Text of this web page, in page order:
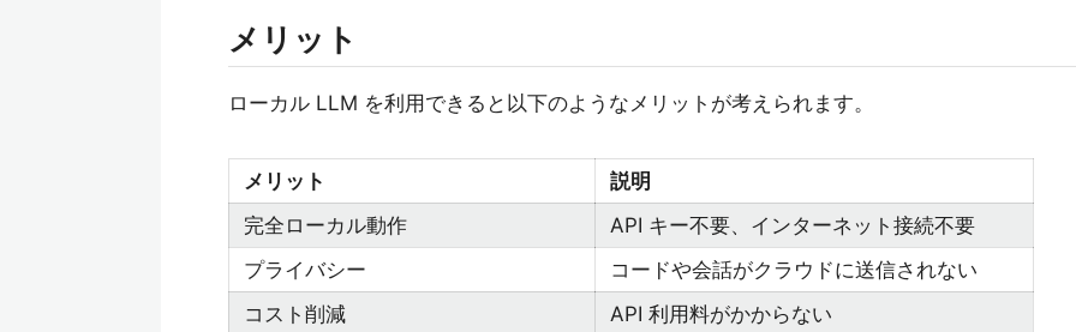
メリット
ローカル LLM を利用できると以下のようなメリットが考えられます。
メリット
説明
完全ローカル動作
API キー不要、インターネット接続不要
プライバシー
コードや会話がクラウドに送信されない
コスト削減
API 利用料がかからない